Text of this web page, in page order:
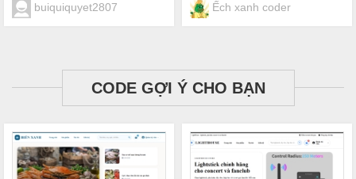
buiquiquyet2807 Ếch xanh coder
CODE GỢI Ý CHO BẠN